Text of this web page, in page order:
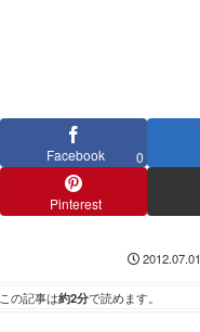
Facebook 0
Pinterest
2012.07.01
この記事は約2分で読めます。